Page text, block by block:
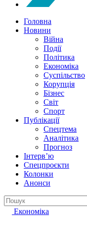
Головна
Новини
Війна
Події
Політика
Економіка
Суспільство
Корупція
Бізнес
Світ
Спорт
Публікації
Спецтема
Аналітика
Прогноз
Інтерв’ю
Спецпроєкти
Колонки
Анонси
Економіка